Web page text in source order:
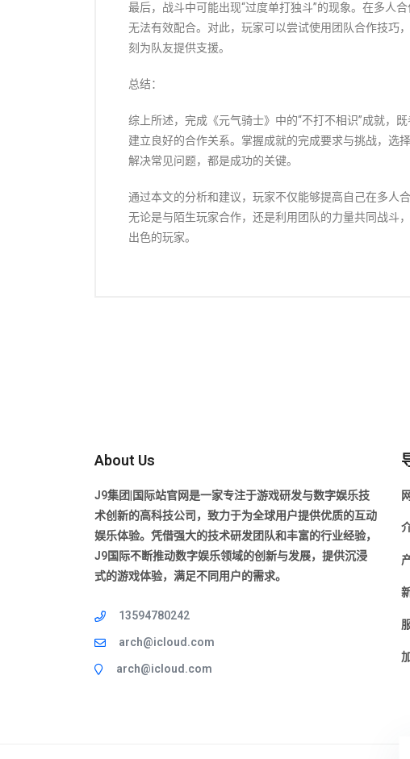
最后，战斗中可能出现“过度单打独斗”的现象。在多人
无法有效配合。对此，玩家可以尝试使用团队合作技巧
刻为队友提供支援。
总结：
综上所述，完成《元气骑士》中的“不打不相识”成就，
建立良好的合作关系。掌握成就的完成要求与挑战，选
解决常见问题，都是成功的关键。
通过本文的分析和建议，玩家不仅能够提高自己在多人
无论是与陌生玩家合作，还是利用团队的力量共同战斗
出色的玩家。
About Us
J9集团|国际站官网是一家专注于游戏研发与数字娱乐技
术创新的高科技公司，致力于为全球用户提供优质的互动
娱乐体验。凭借强大的技术研发团队和丰富的行业经验，
J9国际不断推动数字娱乐领域的创新与发展，提供沉浸
式的游戏体验，满足不同用户的需求。
13594780242
arch@icloud.com
arch@icloud.com